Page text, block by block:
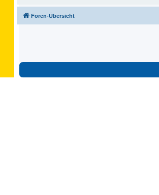
Foren-Übersicht